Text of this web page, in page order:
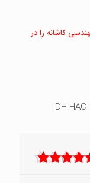
کاشانه را در
دوربین مداربسته داهوا مدل DH-HAC-